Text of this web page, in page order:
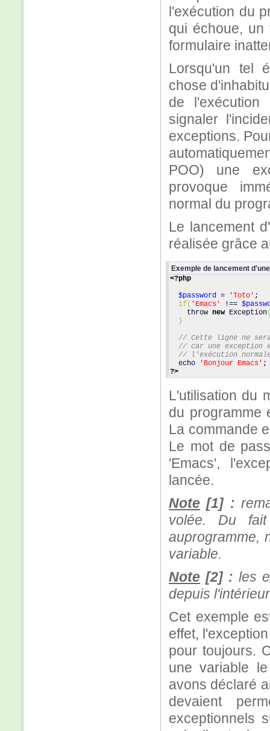
l'exécution du
qui échoue, un
formulaire
Lorsqu'un tel
chose
de
signaler
exceptions.
POO) une
provoque
normal du
Le lancement
réalisée grâce
Exemple de lancement
<?php
$password = 'Toto' ;
if( 'Emacs' !==
    throw
new Exception
}
// Cette ligne ne sera
// car une exception
// l'exécution normale
echo
'Bonjour Emacs'
?>
L'utilisation du
du programme
La commande
Le mot de
'Emacs',
lancée.
Note [1] :
volée. Du fait
auprogramme,
variable.
Note [2] : les
depuis
Cet exemple
effet,
pour toujours.
une variable
avons déclaré
devaient
exceptionnels